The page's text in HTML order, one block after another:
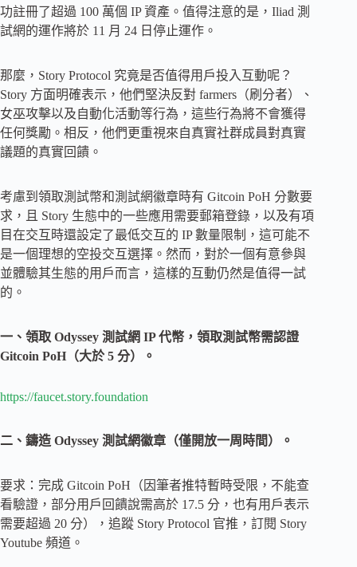
功註冊了超過 100 萬個 IP 資產。值得注意的是，Iliad 測
試網的運作將於 11 月 24 日停止運作。
那麼，Story Protocol 究竟是否值得用戶投入互動呢？
Story 方面明確表示，他們堅決反對 farmers（刷分者）、
女巫攻擊以及自動化活動等行為，這些行為將不會獲得
任何獎勵。相反，他們更重視來自真實社群成員對真實
議題的真實回饋。
考慮到領取測試幣和測試網徽章時有 Gitcoin PoH 分數要
求，且 Story 生態中的一些應用需要郵箱登錄，以及有項
目在交互時還設定了最低交互的 IP 數量限制，這可能不
是一個理想的空投交互選擇。然而，對於一個有意參與
並體驗其生態的用戶而言，這樣的互動仍然是值得一試
的。
一、領取 Odyssey 測試網 IP 代幣，領取測試幣需認證
Gitcoin PoH（大於 5 分）。
https://faucet.story.foundation
二、鑄造 Odyssey 測試網徽章（僅開放一周時間）。
要求：完成 Gitcoin PoH（因筆者推特暫時受限，不能查
看驗證，部分用戶回饋說需高於 17.5 分，也有用戶表示
需要超過 20 分），追蹤 Story Protocol 官推，訂閱 Story
Youtube 頻道。